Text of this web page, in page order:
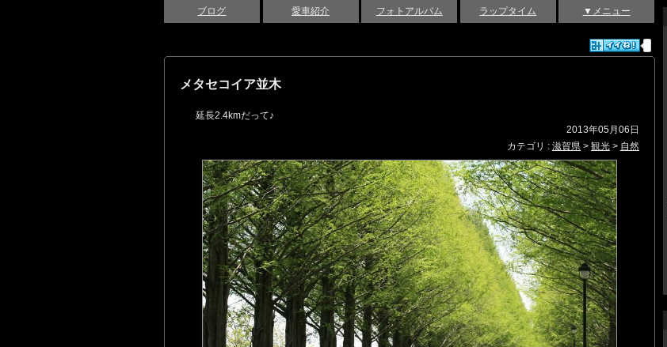
ブログ 愛車紹介 フォトアルバム ラップタイム ▼メニュー
メタセコイア並木
延長2.4kmだって♪
2013年05月06日
カテゴリ : 滋賀県 > 観光 > 自然